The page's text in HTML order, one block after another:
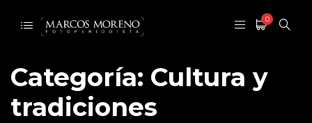
0
Categoría: Cultura y
tradiciones